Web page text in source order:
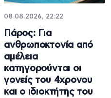
08.08.2026, 22:22
Πάρος: Για
ανθρωποκτονία από
αμέλεια
κατηγορούνται οι
γονείς του 4χρονου
και ο ιδιοκτήτης του